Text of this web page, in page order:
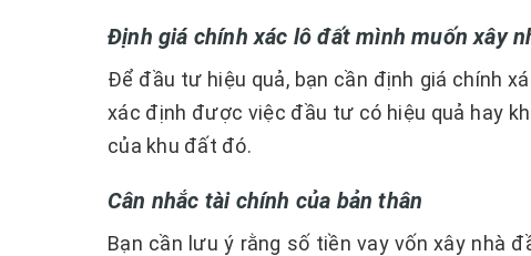
Định giá chính xác lô đất mình muốn xây
Để đầu tư hiệu quả, bạn cần định giá chính
xác định được việc đầu tư có hiệu quả hay
của khu đất đó.
Cân nhắc tài chính của bản thân
Bạn cần lưu ý rằng số tiền vay vốn xây nhà